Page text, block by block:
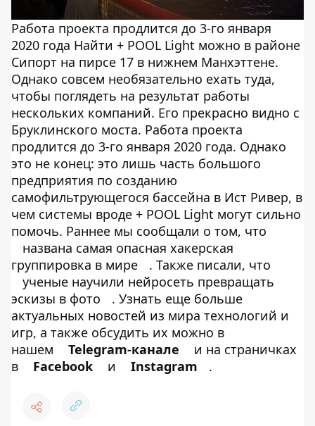
Работа проекта продлится до 3-го января
2020 года Найти + POOL Light можно в районе
Сипорт на пирсе 17 в нижнем Манхэттене.
Однако совсем необязательно ехать туда,
чтобы поглядеть на результат работы
нескольких компаний. Его прекрасно видно с
Бруклинского моста. Работа проекта
продлится до 3-го января 2020 года. Однако
это не конец: это лишь часть большого
предприятия по созданию
самофильтрующегося бассейна в Ист Ривер, в
чем системы вроде + POOL Light могут сильно
помочь. Раннее мы сообщали о том, что
названа самая опасная хакерская
группировка в мире
. Также писали, что
ученые научили нейросеть превращать
эскизы в фото
. Узнать еще больше
актуальных новостей из мира технологий и
игр, а также обсудить их можно в
нашем
Telegram-канале
и на страничках
в
Facebook и Instagram .